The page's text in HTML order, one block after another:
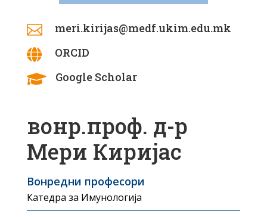
 meri.kirijas@medf.ukim.edu.mk
 ORCID
 Google Scholar
вонр.проф. д-р
Мери Киријас
Вонредни професори
Катедра за Имунологија